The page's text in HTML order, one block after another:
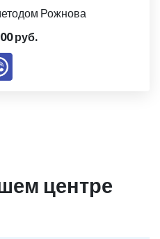
Рожнова
руб.
центре